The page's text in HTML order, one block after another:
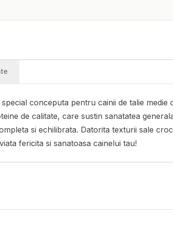
conceputa pentru cainii de talie medie
de calitate, care sustin sanatatea
si echilibrata. Datorita texturii sale
fericita si sanatoasa cainelui tau!